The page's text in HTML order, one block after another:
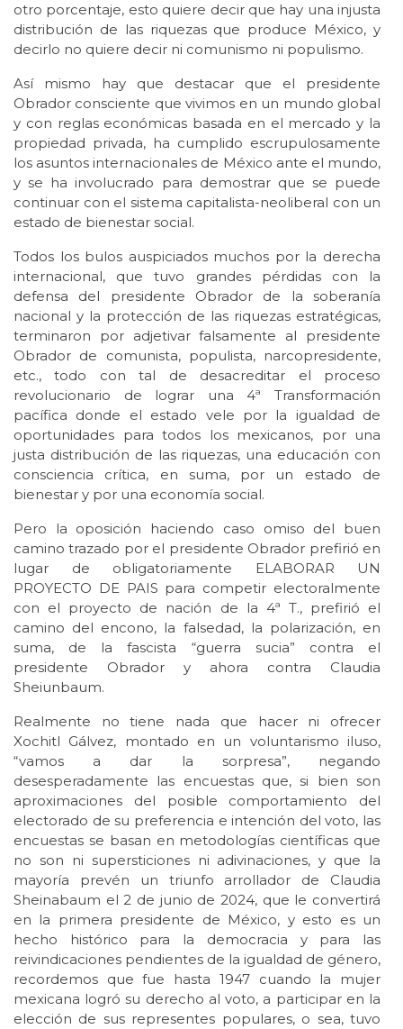
otro porcentaje, esto quiere decir que hay una injusta
distribución de las riquezas que produce México, y
decirlo no quiere decir ni comunismo ni populismo.
Así mismo hay que destacar que el presidente
Obrador consciente que vivimos en un mundo global
y con reglas económicas basada en el mercado y la
propiedad privada, ha cumplido escrupulosamente
los asuntos internacionales de México ante el mundo,
y se ha involucrado para demostrar que se puede
continuar con el sistema capitalista-neoliberal con un
estado de bienestar social.
Todos los bulos auspiciados muchos por la derecha
internacional, que tuvo grandes pérdidas con la
defensa del presidente Obrador de la soberanía
nacional y la protección de las riquezas estratégicas,
terminaron por adjetivar falsamente al presidente
Obrador de comunista, populista, narcopresidente,
etc., todo con tal de desacreditar el proceso
revolucionario de lograr una 4ª Transformación
pacífica donde el estado vele por la igualdad de
oportunidades para todos los mexicanos, por una
justa distribución de las riquezas, una educación con
consciencia crítica, en suma, por un estado de
bienestar y por una economía social.
Pero la oposición haciendo caso omiso del buen
camino trazado por el presidente Obrador prefirió en
lugar de obligatoriamente ELABORAR UN
PROYECTO DE PAIS para competir electoralmente
con el proyecto de nación de la 4ª T., prefirió el
camino del encono, la falsedad, la polarización, en
suma, de la fascista “guerra sucia” contra el
presidente Obrador y ahora contra Claudia
Sheiunbaum.
Realmente no tiene nada que hacer ni ofrecer
Xochitl Gálvez, montado en un voluntarismo iluso,
“vamos a dar la sorpresa”, negando
desesperadamente las encuestas que, si bien son
aproximaciones del posible comportamiento del
electorado de su preferencia e intención del voto, las
encuestas se basan en metodologías científicas que
no son ni supersticiones ni adivinaciones, y que la
mayoría prevén un triunfo arrollador de Claudia
Sheinabaum el 2 de junio de 2024, que le convertirá
en la primera presidente de México, y esto es un
hecho histórico para la democracia y para las
reivindicaciones pendientes de la igualdad de género,
recordemos que fue hasta 1947 cuando la mujer
mexicana logró su derecho al voto, a participar en la
elección de sus representes populares, o sea, tuvo